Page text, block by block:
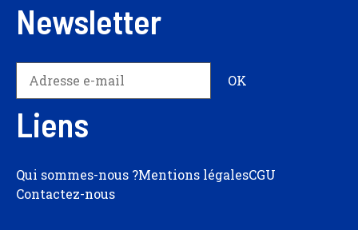
Newsletter
Liens
Qui sommes-nous ?Mentions légalesCGU
Contactez-nous